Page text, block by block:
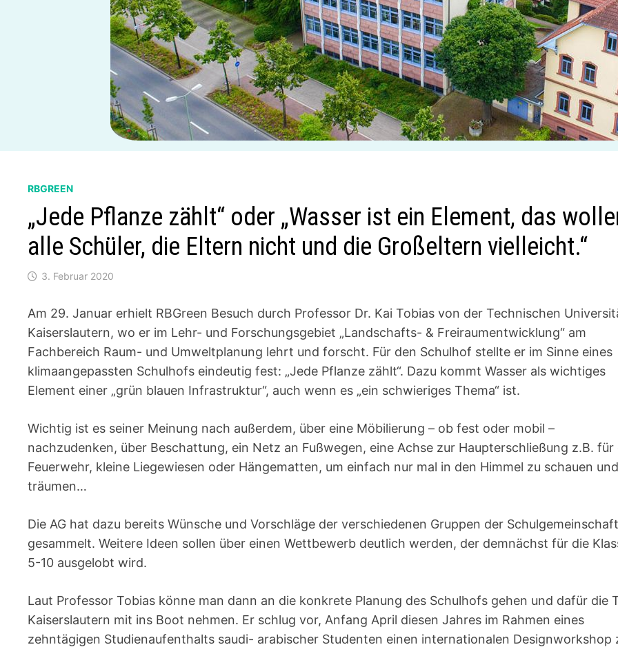
RBGREEN
„Jede Pflanze zählt“ oder „Wasser ist ein Element, das
alle Schüler, die Eltern nicht und die Großeltern vielleicht.“
3. Februar 2020
Am 29. Januar erhielt RBGreen Besuch durch Professor Dr. Kai Tobias von der Technischen
Kaiserslautern, wo er im Lehr- und Forschungsgebiet „Landschafts- & Freiraumentwicklung“ am
Fachbereich Raum- und Umweltplanung lehrt und forscht. Für den Schulhof stellte er im Sinne eines
klimaangepassten Schulhofs eindeutig fest: „Jede Pflanze zählt“. Dazu kommt Wasser als wichtiges
Element einer „grün blauen Infrastruktur“, auch wenn es „ein schwieriges Thema“ ist.
Wichtig ist es seiner Meinung nach außerdem, über eine Möbilierung – ob fest oder mobil –
nachzudenken, über Beschattung, ein Netz an Fußwegen, eine Achse zur Haupterschließung z.B. für
Feuerwehr, kleine Liegewiesen oder Hängematten, um einfach nur mal in den Himmel zu schauen
träumen…
Die AG hat dazu bereits Wünsche und Vorschläge der verschiedenen Gruppen der
gesammelt. Weitere Ideen sollen über einen Wettbewerb deutlich werden, der demnächst für die
5-10 ausgelobt wird.
Laut Professor Tobias könne man dann an die konkrete Planung des Schulhofs gehen und dafür die
Kaiserslautern mit ins Boot nehmen. Er schlug vor, Anfang April diesen Jahres im Rahmen eines
zehntägigen Studienaufenthalts saudi- arabischer Studenten einen internationalen Designworkshop